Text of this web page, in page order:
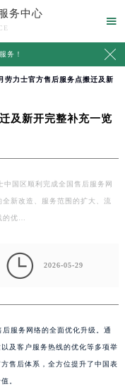
务中心

务！ 
劳力士官方售后服务点搬迁及新
及新开完整补充一览
中国区顺利完成全国售后服务网
新改造、服务范围的扩大、流
的优…
 2026-05-29
服务网络的全面优化升级。通
及客户服务热线的优化等多项举
售后体系，全方位提升了中国表
。